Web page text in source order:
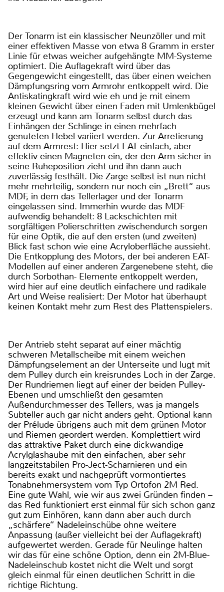
Der Tonarm ist ein klassischer Neunzöller und mit
einer effektiven Masse von etwa 8 Gramm in erster
Linie für etwas weicher aufgehängte MM-Systeme
optimiert. Die Auflagekraft wird über das
Gegengewicht eingestellt, das über einen weichen
Dämpfungsring vom Armrohr entkoppelt wird. Die
Antiskatingkraft wird wie eh und je mit einem
kleinen Gewicht über einen Faden mit Umlenkbügel
erzeugt und kann am Tonarm selbst durch das
Einhängen der Schlinge in einen mehrfach
genuteten Hebel variiert werden. Zur Arretierung
auf dem Armrest: Hier setzt EAT einfach, aber
effektiv einen Magneten ein, der den Arm sicher in
seine Ruheposition zieht und ihn dann auch
zuverlässig festhält. Die Zarge selbst ist nun nicht
mehr mehrteilig, sondern nur noch ein „Brett“ aus
MDF, in dem das Tellerlager und der Tonarm
eingelassen sind. Immerhin wurde das MDF
aufwendig behandelt: 8 Lackschichten mit
sorgfältigen Polierschritten zwischendurch sorgen
für eine Optik, die auf den ersten (und zweiten)
Blick fast schon wie eine Acryloberfläche aussieht.
Die Entkopplung des Motors, der bei anderen EAT-
Modellen auf einer anderen Zargenebene steht, die
durch Sorbothan- Elemente entkoppelt werden,
wird hier auf eine deutlich einfachere und radikale
Art und Weise realisiert: Der Motor hat überhaupt
keinen Kontakt mehr zum Rest des Plattenspielers.
Der Antrieb steht separat auf einer mächtig
schweren Metallscheibe mit einem weichen
Dämpfungselement an der Unterseite und lugt mit
dem Pulley durch ein kreisrundes Loch in der Zarge.
Der Rundriemen liegt auf einer der beiden Pulley-
Ebenen und umschließt den gesamten
Außendurchmesser des Tellers, was ja mangels
Subteller auch gar nicht anders geht. Optional kann
der Prélude übrigens auch mit dem grünen Motor
und Riemen geordert werden. Komplettiert wird
das attraktive Paket durch eine dickwandige
Acrylglashaube mit den einfachen, aber sehr
langzeitstabilen Pro-Ject-Scharnieren und ein
bereits exakt und nachgeprüft vormontiertes
Tonabnehmersystem vom Typ Ortofon 2M Red.
Eine gute Wahl, wie wir aus zwei Gründen finden –
das Red funktioniert erst einmal für sich schon ganz
gut zum Einhören, kann dann aber auch durch
„schärfere“ Nadeleinschübe ohne weitere
Anpassung (außer vielleicht bei der Auflagekraft)
aufgewertet werden. Gerade für Neulinge halten
wir das für eine schöne Option, denn ein 2M-Blue-
Nadeleinschub kostet nicht die Welt und sorgt
gleich einmal für einen deutlichen Schritt in die
richtige Richtung.